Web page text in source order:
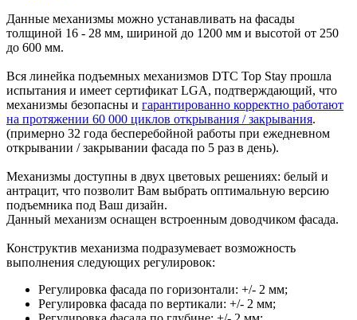
Данные механизмы можно устанавливать на фасады
толщиной 16 - 28 мм, шириной до 1200 мм и высотой от 250
до 600 мм.
Вся линейка подъемных механизмов DTC Top Stay прошла
испытания и имеет сертификат LGA, подтверждающий, что
механизмы безопасны и гарантированно корректно работают
на протяжении 60 000 циклов открывания / закрывания.
(примерно 32 года бесперебойной работы при ежедневном
открывании / закрывании фасада по 5 раз в день).
Механизмы доступны в двух цветовых решениях: белый и
антрацит, что позволит Вам выбрать оптимальную версию
подъемника под Ваш дизайн.
Данный механизм оснащен встроенным доводчиком фасада.
Конструктив механизма подразумевает возможность
выполнения следующих регулировок:
Регулировка фасада по горизонтали: +/- 2 мм;
Регулировка фасада по вертикали: +/- 2 мм;